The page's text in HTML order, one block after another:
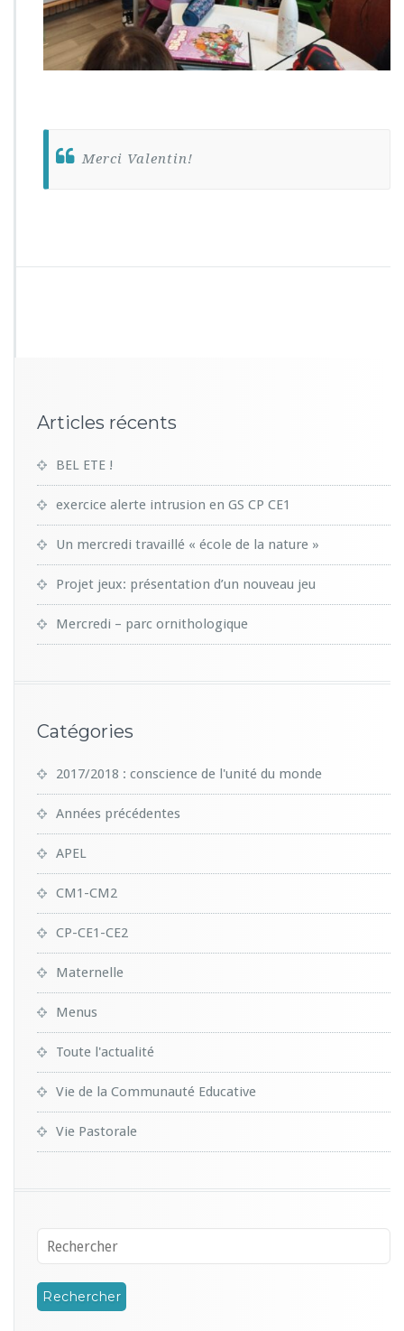
Merci Valentin!
Articles récents
BEL ETE !
exercice alerte intrusion en GS CP CE1
Un mercredi travaillé « école de la nature »
Projet jeux: présentation d’un nouveau jeu
Mercredi – parc ornithologique
Catégories
2017/2018 : conscience de l'unité du monde
Années précédentes
APEL
CM1-CM2
CP-CE1-CE2
Maternelle
Menus
Toute l'actualité
Vie de la Communauté Educative
Vie Pastorale